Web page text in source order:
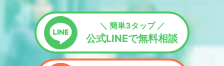
＼ 簡単3タップ ／
公式LINEで無料相談